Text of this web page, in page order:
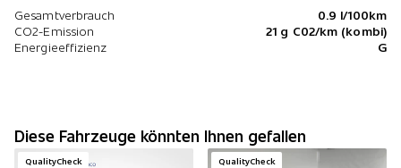
Gesamtverbrauch
0.9 l/100km
CO2-Emission
21 g C02/km (kombi)
Energieeffizienz
G
Diese Fahrzeuge könnten Ihnen gefallen
QualityCheck QualityCheck